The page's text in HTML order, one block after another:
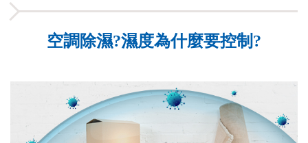
空調除濕?濕度為什麼要控制?